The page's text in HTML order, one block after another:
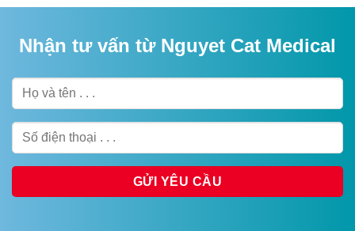
Nhận tư vấn từ Nguyet Cat Medical